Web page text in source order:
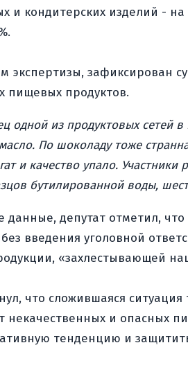
и кондитерских изделий - на
экспертизы, зафиксирован
пищевых продуктов.
одной из продуктовых сетей
По шоколаду тоже
и качество упало.
бутилированной воды,
депутат отметил,
введения уголовной
«захлестывающей
что сложившаяся
некачественных и опасных
тенденцию и